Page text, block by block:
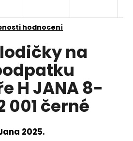
hodnocení
na
H JANA 8-
001 černé
2025.
HLEDAT